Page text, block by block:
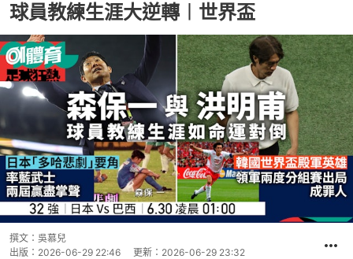
球員教練生涯大逆轉︱世界盃
撰文： 吳慕兒
出版： 2026-06-29 22:46 更新： 2026-06-29 23:32